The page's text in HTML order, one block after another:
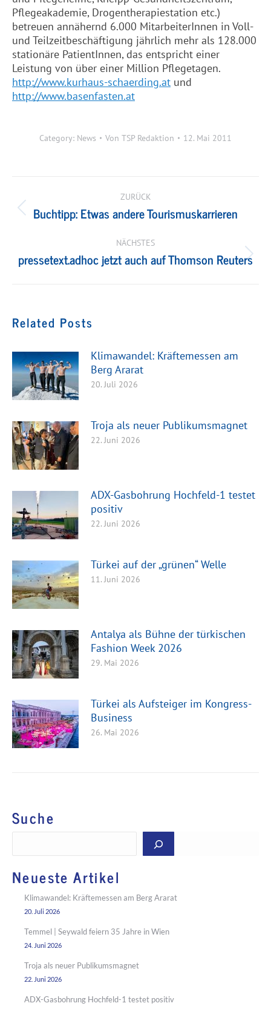
Pflegeakademie, Drogentherapiestation etc.)
betreuen annähernd 6.000 MitarbeiterInnen in Voll-
und Teilzeitbeschäftigung jährlich mehr als 128.000
stationäre PatientInnen, das entspricht einer
Leistung von über einer Million Pflegetagen.
http://www.kurhaus-schaerding.at und
http://www.basenfasten.at
Category: News Von TSP Redaktion 12. Mai 2011
ZURÜCK
Vorheriger
Buchtipp: Etwas andere Tourismuskarrieren
NÄCHSTES
Nächster
pressetext.adhoc jetzt auch auf Thomson Reuters
Related Posts
Klimawandel: Kräftemessen am
Berg Ararat
20. Juli 2026
Troja als neuer Publikumsmagnet
22. Juni 2026
ADX-Gasbohrung Hochfeld-1 testet
positiv
22. Juni 2026
Türkei auf der „grünen“ Welle
11. Juni 2026
Antalya als Bühne der türkischen
Fashion Week 2026
29. Mai 2026
Türkei als Aufsteiger im Kongress-
Business
26. Mai 2026
Suche
Neueste Artikel
Klimawandel: Kräftemessen am Berg Ararat
20. Juli 2026
Temmel | Seywald feiern 35 Jahre in Wien
24. Juni 2026
Troja als neuer Publikumsmagnet
22. Juni 2026
ADX-Gasbohrung Hochfeld-1 testet positiv